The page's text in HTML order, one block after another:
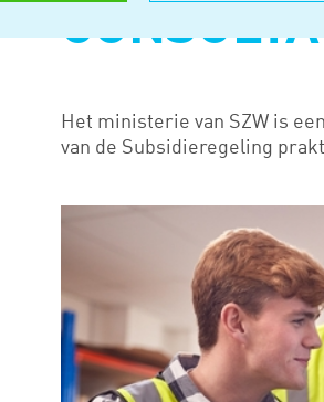
Het ministerie van SZW is
van de Subsidieregeling